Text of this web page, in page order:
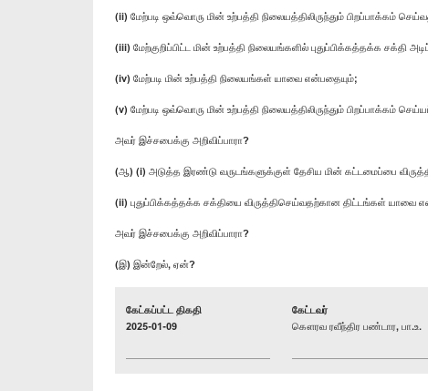
(ii) மேற்படி ஒவ்வொரு மின் உற்பத்தி நிலையத்திலிருந்தும் பிறப்பாக்கம்
(iii) மேற்குறிப்பிட்ட மின் உற்பத்தி நிலையங்களில் புதுப்பிக்கத்தக்க
(iv) மேற்படி மின் உற்பத்தி நிலையங்கள் யாவை என்பதையும்;
(v) மேற்படி ஒவ்வொரு மின் உற்பத்தி நிலையத்திலிருந்தும் பிறப்பாக்கம்
அவர் இச்சபைக்கு அறிவிப்பாரா?
(ஆ) (i) அடுத்த இரண்டு வருடங்களுக்குள் தேசிய மின் கட்டமைப்பை
(ii) புதுப்பிக்கத்தக்க சக்தியை விருத்திசெய்வதற்கான திட்டங்கள் யாவை
அவர் இச்சபைக்கு அறிவிப்பாரா?
(இ) இன்றேல், ஏன்?
கேட்கப்பட்ட திகதி
2025-01-09
கேட்டவர்
கௌரவ ரவீந்திர பண்டார, பா.உ.